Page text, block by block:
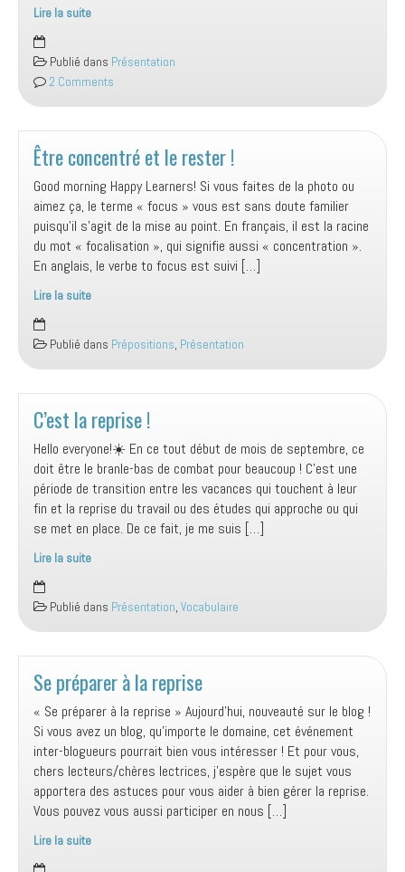
Lire la suite
Se
préparer
à
la
reprise
–
C’est
la
rentrée
!
Publié dans Présentation
2 Comments
Être concentré et le rester !
Good morning Happy Learners! Si vous faites de la photo ou
aimez ça, le terme « focus » vous est sans doute familier
puisqu’il s’agit de la mise au point. En français, il est la racine
du mot « focalisation », qui signifie aussi « concentration ».
En anglais, le verbe to focus est suivi […]
Lire la suite
Être
concentré
et
le
rester
!
Publié dans Prépositions, Présentation
C’est la reprise !
Hello everyone!☀️ En ce tout début de mois de septembre, ce
doit être le branle-bas de combat pour beaucoup ! C’est une
période de transition entre les vacances qui touchent à leur
fin et la reprise du travail ou des études qui approche ou qui
se met en place. De ce fait, je me suis […]
Lire la suite
C’est
la
reprise
!
Publié dans Présentation, Vocabulaire
Se préparer à la reprise
« Se préparer à la reprise » Aujourd’hui, nouveauté sur le blog !
Si vous avez un blog, qu’importe le domaine, cet événement
inter-blogueurs pourrait bien vous intéresser ! Et pour vous,
chers lecteurs/chères lectrices, j’espère que le sujet vous
apportera des astuces pour vous aider à bien gérer la reprise.
Vous pouvez vous aussi participer en nous […]
Lire la suite
Se